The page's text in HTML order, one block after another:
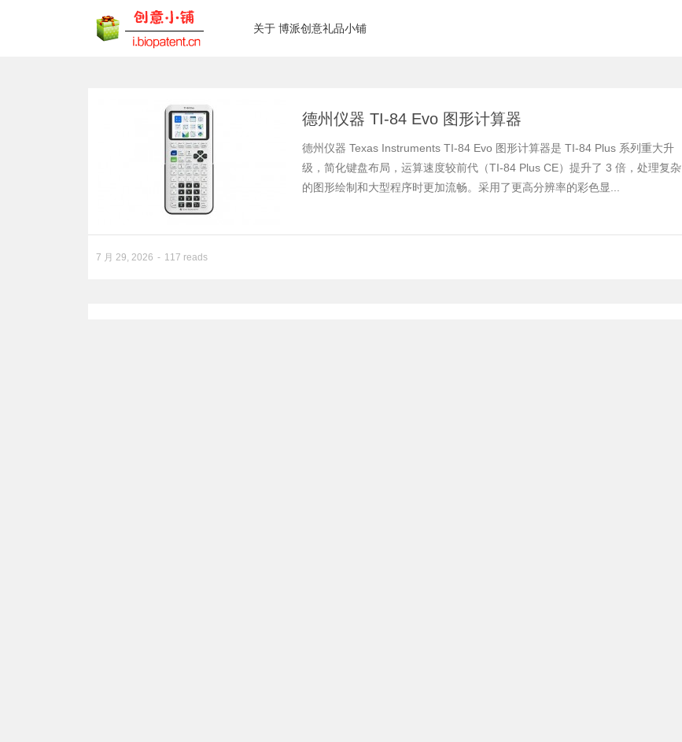
关于 博派创意礼品小铺
德州仪器 TI-84 Evo 图形计算器
德州仪器 Texas Instruments TI-84 Evo 图形计算器是 TI-84 Plus 系列重大升
级，简化键盘布局，运算速度较前代（TI-84 Plus CE）提升了 3 倍，处理复杂
的图形绘制和大型程序时更加流畅。采用了更高分辨率的彩色显...
7 月 29, 2026 117 reads